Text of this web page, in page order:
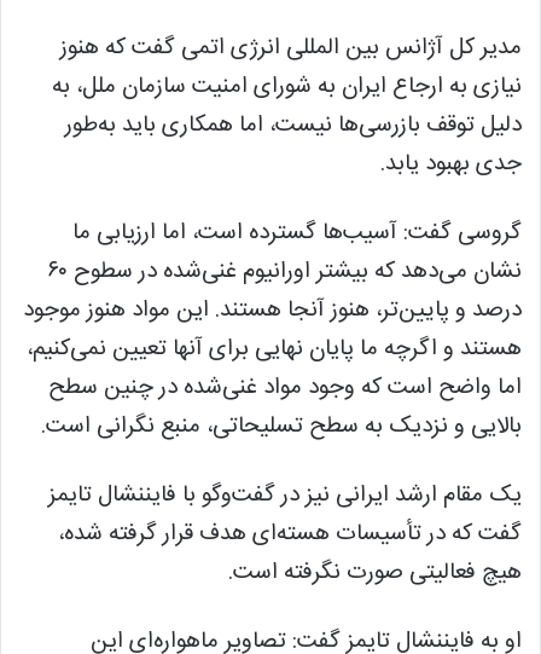
مدیر کل آژانس بین المللی انرژی اتمی گفت که هنوز
نیازی به ارجاع ایران به شورای امنیت سازمان ملل، به
دلیل توقف بازرسی‌ها نیست، اما همکاری باید به‌طور
جدی بهبود یابد.
گروسی گفت: آسیب‌ها گسترده است، اما ارزیابی ما
نشان می‌دهد که بیشتر اورانیوم غنی‌شده در سطوح ۶۰
درصد و پایین‌تر، هنوز آنجا هستند. این مواد هنوز موجود
هستند و اگرچه ما پایان نهایی برای آنها تعیین نمی‌کنیم،
اما واضح است که وجود مواد غنی‌شده در چنین سطح
بالایی و نزدیک به سطح تسلیحاتی، منبع نگرانی است.
یک مقام ارشد ایرانی نیز در گفت‌و‌گو با فایننشال تایمز
گفت که در تأسیسات هسته‌ای هدف قرار گرفته شده،
هیچ فعالیتی صورت نگرفته است.
او به فایننشال تایمز گفت: تصاویر ماهواره‌ای این